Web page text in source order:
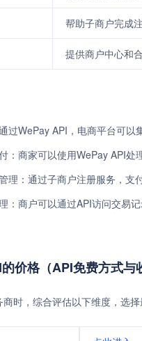
帮助子商户完成
提供商户中心和
过WePay API，电商平台可以
：商家可以使用WePay API处
理：通过子商户注册服务，支
：商户可以通过API访问交易
价格（API免费方式与
时，综合评估以下维度，选